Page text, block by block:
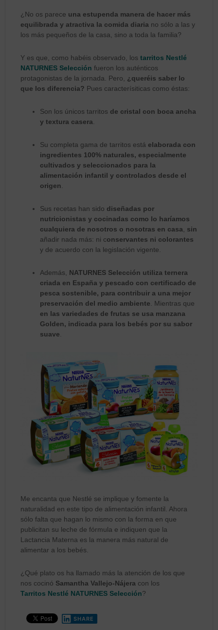
¿No os parece una estupenda manera de hacer más
equilibrada y atractiva la comida diaria no sólo a las y
los más pequeños de la casa, sino a toda la familia?
Y es que, como habéis observado, lostarritos Nestlé
NATURNES Selección fueron los auténticos
protagonistas de la jornada. Pero, ¿queréis saber lo
que los diferencia? Pues caracterísiticas como éstas:
Son los únicos tarritos de cristal con boca ancha
y textura casera
Su completa gama de tarritos está elaborada con
ingredientes 100% naturales, especialmente
cultivados y seleccionados para la
alimentación infantil y controlados desde el
origen
Sus recetas han sido diseñadas por
nutricionistas y cocinadas como lo haríamos
cualquiera de nosotros o nosotras en casa
sin
añadir nada más: ni conservantes ni colorantes
y de acuerdo con la legislación vigente.
Además, NATURNES Selección utiliza ternera
criada en España y pescado con certificado de
pesca sostenible, para contribuir a una mejor
preservación del medio ambiente . Mientras que
en las variedades de frutas se usa manzana
Golden, indicada para los bebés por su sabor
suave
Me encanta que Nestlé se implique y fomente la
naturalidad en este tipo de alimentación infantil. Ahora
sólo falta que hagan lo mismo con la forma en que
publicitan su leche de fórmula e indiquen que la
Lactancia Materna es la manera más natural de
alimentar a los bebés.
¿Qué plato os ha llamado más la atención de los que
nos cocinó Samantha Vallejo-Nájera con los
Tarritos Nestlé NATURNES Selección?
SHARE